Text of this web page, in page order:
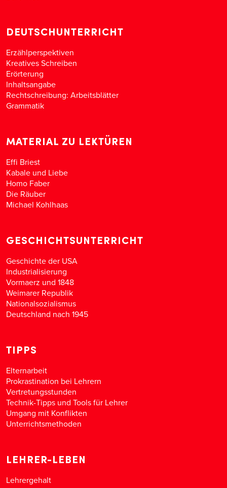
DEUTSCHUNTERRICHT
Erzählperspektiven
Kreatives Schreiben
Erörterung
Inhaltsangabe
Rechtschreibung: Arbeitsblätter
Grammatik
MATERIAL ZU LEKTÜREN
Effi Briest
Kabale und Liebe
Homo Faber
Die Räuber
Michael Kohlhaas
GESCHICHTSUNTERRICHT
Geschichte der USA
Industrialisierung
Vormaerz und 1848
Weimarer Republik
Nationalsozialismus
Deutschland nach 1945
TIPPS
Elternarbeit
Prokrastination bei Lehrern
Vertretungsstunden
Technik-Tipps und Tools für Lehrer
Umgang mit Konflikten
Unterrichtsmethoden
LEHRER-LEBEN
Lehrergehalt